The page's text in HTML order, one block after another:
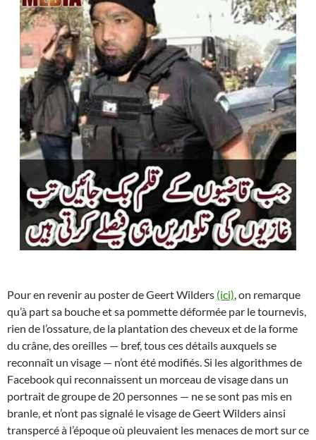
Pour en revenir au poster de Geert Wilders (ici), on remarque
qu’à part sa bouche et sa pommette déformée par le tournevis,
rien de l’ossature, de la plantation des cheveux et de la forme
du crâne, des oreilles — bref, tous ces détails auxquels se
reconnaît un visage — n’ont été modifiés. Si les algorithmes de
Facebook qui reconnaissent un morceau de visage dans un
portrait de groupe de 20 personnes — ne se sont pas mis en
branle, et n’ont pas signalé le visage de Geert Wilders ainsi
transpercé à l’époque où pleuvaient les menaces de mort sur ce